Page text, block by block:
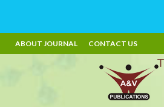
ABOUT JOURNAL CONTACT US